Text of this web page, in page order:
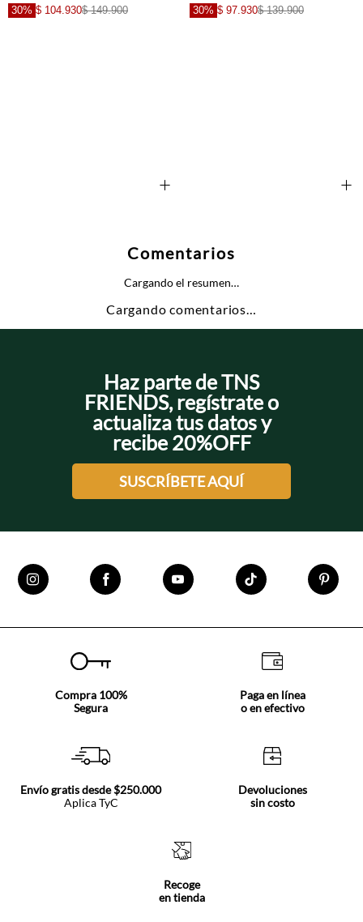
+
30% $ 104.930$ 149.900
+
30% $ 97.930$ 139.900
Comentarios
Cargando el resumen…
Cargando comentarios…
Haz parte de TNS
FRIENDS, regístrate o
actualiza tus datos y
recibe 20%OFF
SUSCRÍBETE AQUÍ
Compra 100%
Segura
Paga en línea
o en efectivo
Envío gratis desde $250.000
Aplica TyC
Devoluciones
sin costo
Recoge
en tienda